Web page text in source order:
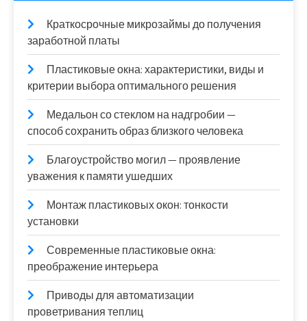
Краткосрочные микрозаймы до получения
заработной платы
Пластиковые окна: характеристики, виды и
критерии выбора оптимального решения
Медальон со стеклом на надгробии —
способ сохранить образ близкого человека
Благоустройство могил — проявление
уважения к памяти ушедших
Монтаж пластиковых окон: тонкости
установки
Современные пластиковые окна:
преображение интерьера
Приводы для автоматизации
проветривания теплиц